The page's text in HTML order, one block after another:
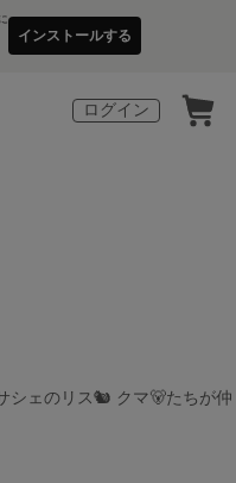
インストールする
ログイン
シェのリス🐿️ クマ🐻たちが仲